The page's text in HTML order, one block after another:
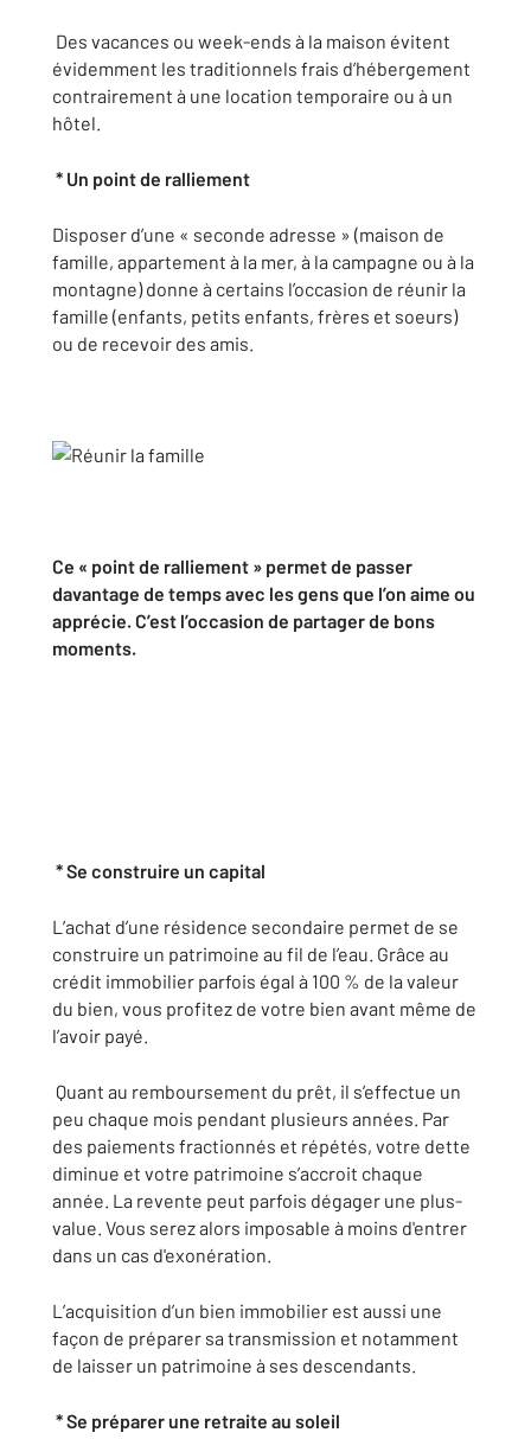
Des vacances ou week-ends à la maison évitent
évidemment les traditionnels frais d’hébergement
contrairement à une location temporaire ou à un
hôtel.
* Un point de ralliement
Disposer d’une « seconde adresse » (maison de
famille, appartement à la mer, à la campagne ou à la
montagne) donne à certains l’occasion de réunir la
famille (enfants, petits enfants, frères et soeurs)
ou de recevoir des amis.
Ce « point de ralliement » permet de passer
davantage de temps avec les gens que l’on aime ou
apprécie. C’est l’occasion de partager de bons
moments.
* Se construire un capital
L’achat d’une résidence secondaire permet de se
construire un patrimoine au fil de l’eau. Grâce au
crédit immobilier parfois égal à 100 % de la valeur
du bien, vous profitez de votre bien avant même de
l’avoir payé.
Quant au remboursement du prêt, il s’effectue un
peu chaque mois pendant plusieurs années. Par
des paiements fractionnés et répétés, votre dette
diminue et votre patrimoine s’accroit chaque
année. La revente peut parfois dégager une plus-
value. Vous serez alors imposable à moins d'entrer
dans un cas d'exonération.
L’acquisition d’un bien immobilier est aussi une
façon de préparer sa transmission et notamment
de laisser un patrimoine à ses descendants.
* Se préparer une retraite au soleil